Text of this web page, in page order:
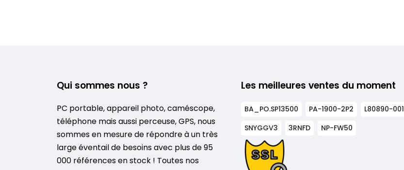
Qui sommes nous ?
PC portable, appareil photo, caméscope,
téléphone mais aussi perceuse, GPS, nous
sommes en mesure de répondre à un très
large éventail de besoins avec plus de 95
000 références en stock ! Toutes nos
Les meilleures ventes du moment
BA_PO.SP13500 PA-1900-2P2
L80890-001
SNYGGV3
3RNFD NP-FW50